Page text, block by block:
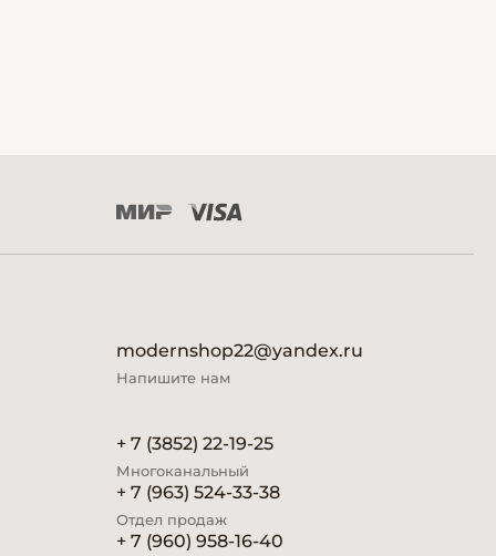
modernshop22@yandex.ru
Напишите нам
+ 7 (3852) 22-19-25
Многоканальный
+ 7 (963) 524-33-38
Отдел продаж
+ 7 (960) 958-16-40